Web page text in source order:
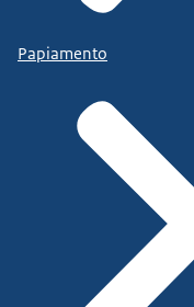
Papiamento